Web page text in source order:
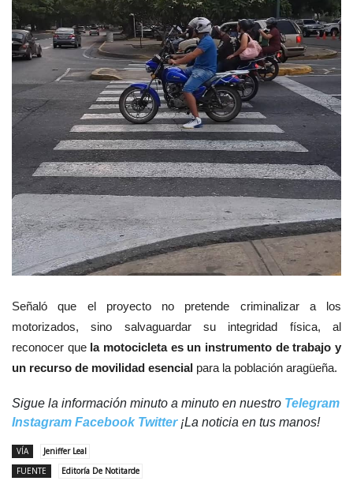
Señaló que el proyecto no pretende criminalizar a los
motorizados, sino salvaguardar su integridad física, al
reconocer que la motocicleta es un instrumento de trabajo y
un recurso de movilidad esencial para la población aragüeña.
Sigue la información minuto a minuto en nuestro Telegram
Instagram Facebook Twitter¡La noticia en tus manos!
VÍA
Jeniffer Leal
FUENTE
Editoría De Notitarde